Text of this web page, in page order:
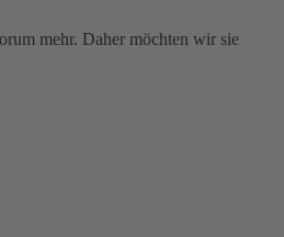
mehr. Daher möchten wir sie